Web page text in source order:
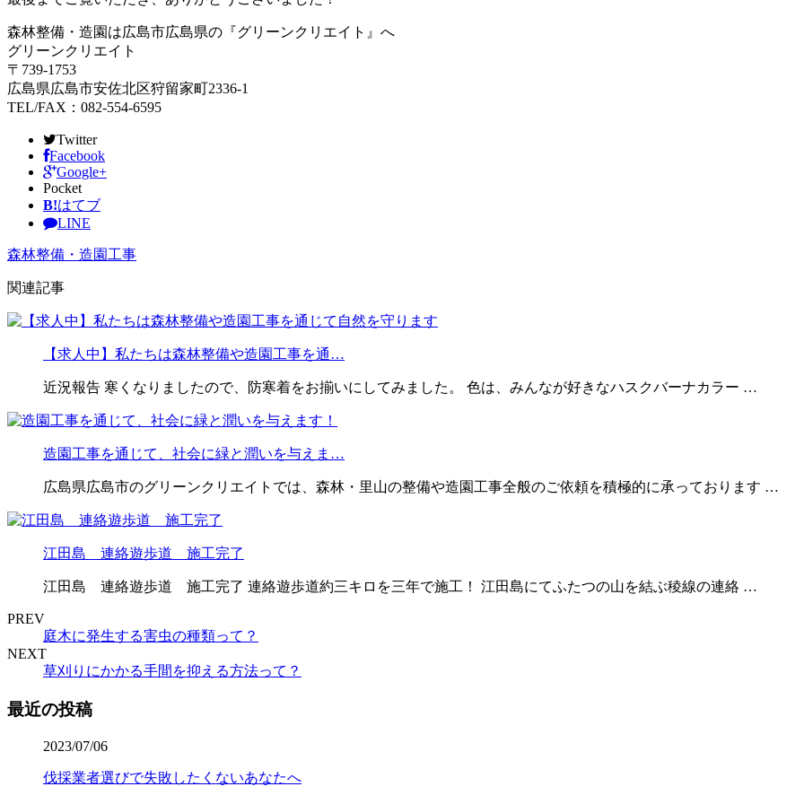
森林整備・造園は広島市広島県の『グリーンクリエイト』へ
グリーンクリエイト
〒739-1753
広島県広島市安佐北区狩留家町2336-1
TEL/FAX：082-554-6595
Twitter
Facebook
Google+
Pocket
B!はてブ
LINE
森林整備・造園工事
関連記事
【求人中】私たちは森林整備や造園工事を通…
近況報告 寒くなりましたので、防寒着をお揃いにしてみました。 色は、みんなが好きなハスクバーナカラー …
造園工事を通じて、社会に緑と潤いを与えま…
広島県広島市のグリーンクリエイトでは、森林・里山の整備や造園工事全般のご依頼を積極的に承っております …
江田島 連絡遊歩道 施工完了
江田島 連絡遊歩道 施工完了 連絡遊歩道約三キロを三年で施工！ 江田島にてふたつの山を結ぶ稜線の連絡 …
PREV
庭木に発生する害虫の種類って？
NEXT
草刈りにかかる手間を抑える方法って？
最近の投稿
2023/07/06
伐採業者選びで失敗したくないあなたへ